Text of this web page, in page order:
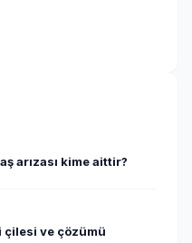
arızası kime aittir?
ve çözümü